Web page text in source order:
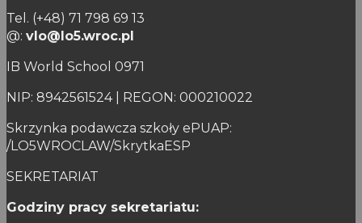
Tel. (+48) 71 798 69 13
@: vlo@lo5.wroc.pl
IB World School 0971
NIP: 8942561524 | REGON: 000210022
Skrzynka podawcza szkoły ePUAP:
/LO5WROCLAW/SkrytkaESP
SEKRETARIAT
Godziny pracy sekretariatu: